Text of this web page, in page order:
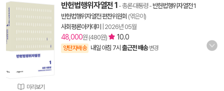
미리보기
반헌법행위자열전 1 - 총론·대통령- 반헌법행위자열전 1
반헌법행위자열전 편찬위원회 (엮은이)
사회평론아카데미
2026년 05월
48,000원 (480원) 10.0
양탄자배송 내일 아침 7시 출근전 배송 변경